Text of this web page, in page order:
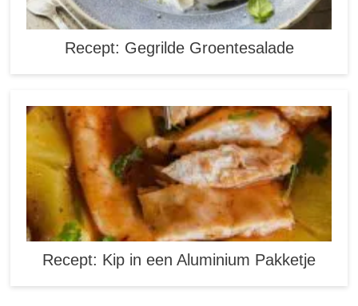
Recept: Gegrilde Groentesalade
Recept: Kip in een Aluminium Pakketje